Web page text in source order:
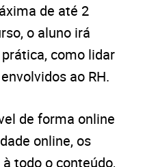
de até 2
o aluno irá
como lidar
ao RH.
de forma online
online, os
todo o conteúdo,